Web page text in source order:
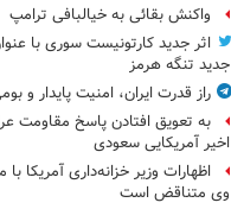
واکنش بقائی به خیالبافی ترامپ
اثر جدید کارتونیست سوری با
جدید تنگه هرمز
راز قدرت ایران، امنیت پایدار و
به تعویق افتادن پاسخ مقاومت
اخیر آمریکایی سعودی
اظهارات وزیر خزانه‌داری آمریکا
وی متناقض است